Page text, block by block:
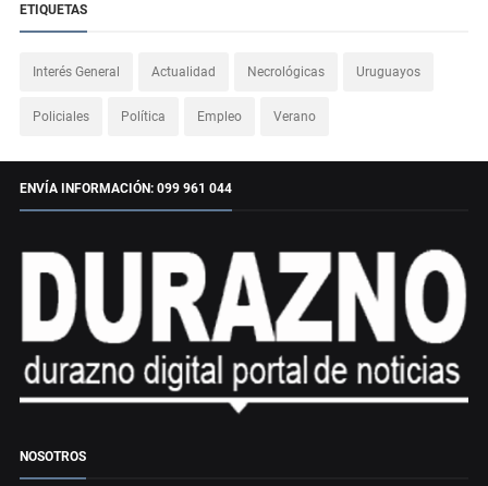
ETIQUETAS
Interés General Actualidad Necrológicas Uruguayos
Policiales Política Empleo Verano
ENVÍA INFORMACIÓN: 099 961 044
NOSOTROS